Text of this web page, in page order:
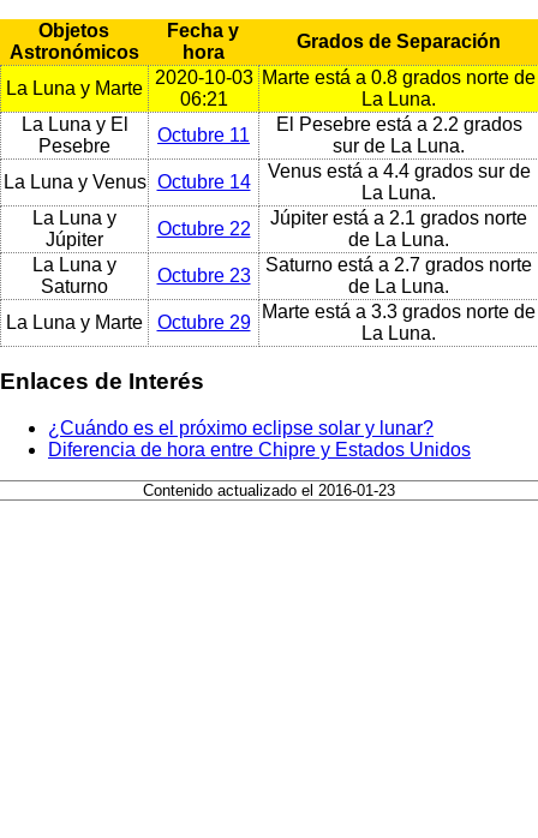
Objetos
Astronómicos
Fecha y
hora
Grados de Separación
La Luna y Marte
2020-10-03
06:21
Marte está a 0.8 grados norte de
La Luna.
La Luna y El
Pesebre
Octubre 11
El Pesebre está a 2.2 grados
sur de La Luna.
La Luna y Venus Octubre 14
Venus está a 4.4 grados sur de
La Luna.
La Luna y
Júpiter
Octubre 22
Júpiter está a 2.1 grados norte
de La Luna.
La Luna y
Saturno
Octubre 23
Saturno está a 2.7 grados norte
de La Luna.
La Luna y Marte
Octubre 29
Marte está a 3.3 grados norte de
La Luna.
Enlaces de Interés
¿Cuándo es el próximo eclipse solar y lunar?
Diferencia de hora entre Chipre y Estados Unidos
Contenido actualizado el 2016-01-23